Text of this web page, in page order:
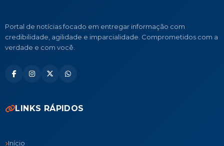
Portal de notícias focado em entregar informação com
credibilidade, agilidade e imparcialidade. Comprometidos com a
verdade e com você.
LINKS RÁPIDOS
Início